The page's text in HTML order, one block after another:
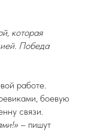
которая
Победа
работе.
боевую
связи.
– пишут